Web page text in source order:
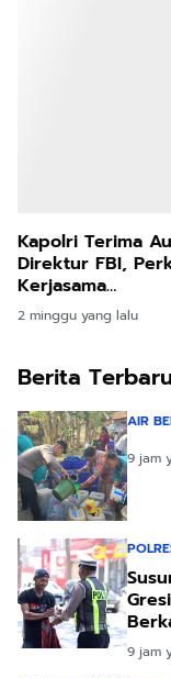
Kapolri Terima
Direktur FBI,
Kerjasama
Penanggulangan
Kejahatan
2 minggu yang lalu
Berita
AIR
9 jam
9 jam